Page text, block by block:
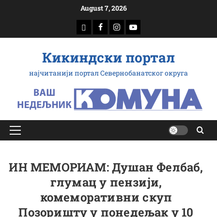
August 7, 2026
доwнлоад
Фацебоок
Инстаграм
Yоутубе
Кикиндски портал
најчитанији портал Севернобанатског округа
Примарy
ИН МЕМОРИАМ: Душан Фелбаб,
глумац у пензији,
комеморативни скуп
Позоришту у понедељак у 10